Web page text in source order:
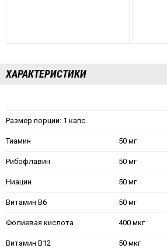
ХАРАКТЕРИСТИКИ
Размер порции: 1 капс.
Тиамин 50 мг
Рибофлавин 50 мг
Ниацин 50 мг
Витамин В6 50 мг
Фолиевая кислота 400 мкг
Витамин В12 50 мкг